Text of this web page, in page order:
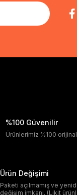
%100 Güvenilir
Ürünlerimiz %100
Ürün Değişimi
Paketi açılmamış ve
değişim imkanı. (Likit